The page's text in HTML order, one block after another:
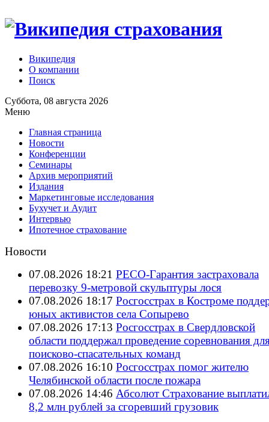
Википедия
О компании
Поиск
Суббота, 08 августа 2026
Меню
Главная страница
Новости
Конференции
Семинары
Архив мероприятий
Издания
Маркетинговые исследования
Бухучет и Аудит
Интервью
Ипотечное страхование
Новости
07.08.2026 18:21 РЕСО-Гарантия застраховала
перевозку 9-метровой скульптуры лося
07.08.2026 18:17 Росгосстрах в Костроме
юных активистов села Сопырево
07.08.2026 17:13 Росгосстрах в Свердловской
области поддержал проведение соревнования
поисково‑спасательных команд
07.08.2026 16:10 Росгосстрах помог жителю
Челябинской области после пожара
07.08.2026 14:46 Абсолют Страхование
8,2 млн рублей за сгоревший грузовик